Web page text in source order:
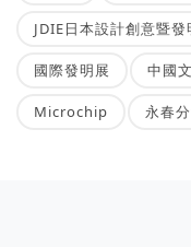
JDIE日本設計創意暨發
國際發明展 中國
Microchip 永春